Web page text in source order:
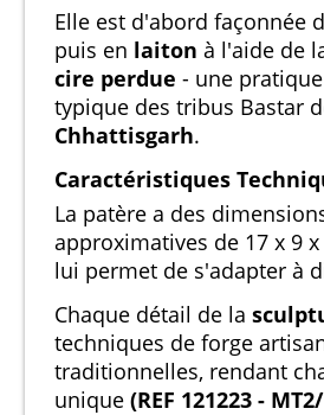
Elle est d'abord façonnée
puis en laiton à l'aide de
cire perdue - une
typique des tribus Bastar
Chhattisgarh.
Caractéristiques
La patère a des
approximatives de 17 x 9 x
lui permet de s'adapter à
Chaque détail de la
techniques de forge
traditionnelles, rendant
unique (REF 121223 -